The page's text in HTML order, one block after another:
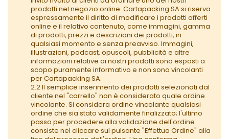
prodotti nel negozio online. Cartapacking SA si riserva
espressamente il diritto di modificare i prodotti offerti
online e il relativo contenuto, come immagini, gamma
di prodotti, prezzi e descrizioni dei prodotti, in
qualsiasi momento e senza preavviso. Immagini,
illustrazioni, podcast, opuscoli, pubblicità e altre
informazioni relative ai nostri prodotti sono esposti a
scopo puramente informativo e non sono vincolanti
per Cartapacking SA.
2.2 Il semplice inserimento dei prodotti selezionati dal
cliente nel "carrello" non è considerato quale ordine
vincolante. Si considera ordine vincolante qualsiasi
ordine che sia stato validamente finalizzato; l'ultimo
passo per procedere alla validazione dell'ordine
consiste nel cliccare sul pulsante "Effettua Ordine" alla